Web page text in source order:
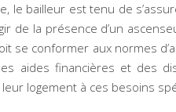
le bailleur est tenu de
de la présence d’un
se conformer aux normes
aides financières et des
logement à ces besoins